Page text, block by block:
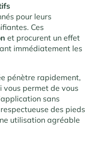
pour leurs
Ces
et procurent un effet
immédiatement les
pénètre rapidement,
vous permet de vous
sans
des pieds
utilisation agréable